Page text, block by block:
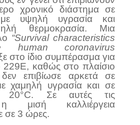
χρονικό διάστημα σε
με υψηλή υγρασία και
θερμοκρασία. Μια
“Survival characteristics
human coronavirus
στο ίδιο συμπέρασμα για
229Ε, καθώς στο πλαίσιο
επιβίωσε αρκετά σε
χαμηλή υγρασία και σε
20°C. Σε αυτές τις
μισή καλλιέργεια
σε 3 ώρες.